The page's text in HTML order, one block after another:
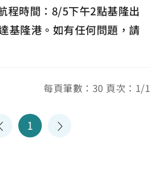
程時間：8/5下午2點基隆出
基隆港。如有任何問題，請
每頁筆數：30 頁次：1/1
1